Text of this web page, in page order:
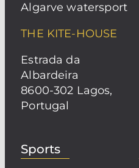
Algarve watersport
THE KITE-HOUSE
Estrada da
Albardeira
8600-302 Lagos,
Portugal
Sports